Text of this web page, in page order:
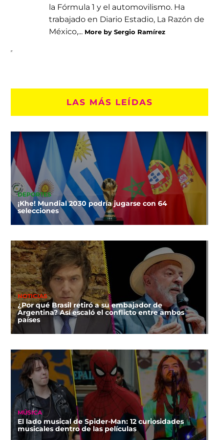
la Fórmula 1 y el automovilismo. Ha
trabajado en Diario Estadio, La Razón de
México,... More by Sergio Ramírez
LAS MÁS LEÍDAS
DEPORTES
¡Khe! Mundial 2030 podría jugarse con 64
selecciones
NOTICIAS
¿Por qué Brasil retiró a su embajador de
Argentina? Así escaló el conflicto entre ambos
países
MÚSICA
El lado musical de Spider-Man: 12 curiosidades
musicales dentro de las películas